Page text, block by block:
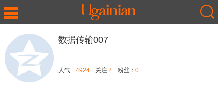
数据传输007
人气： 4924 关注:2 粉丝： 0